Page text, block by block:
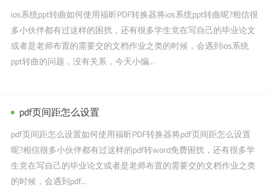
ios系统ppt转曲如何使用福昕PDF转换器将ios系统ppt转曲呢?相信很
多小伙伴都有过这样的困扰，还有很多学生党在写自己的毕业论文
或者是老师布置的需要交的文档作业之类的时候，会遇到ios系统
ppt转曲的问题，没有关系，今天小编...
pdf页间距怎么设置
pdf页间距怎么设置如何使用福昕PDF转换器将pdf页间距怎么设置
呢?相信很多小伙伴都有过这样的pdf转word免费困扰，还有很多学
生党在写自己的毕业论文或者是老师布置的需要交的文档作业之类
的时候，会遇到pdf...